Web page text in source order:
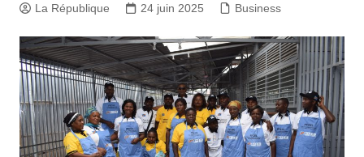
La République 24 juin 2025 Business